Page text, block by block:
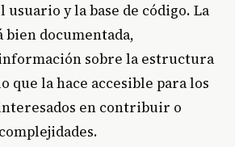
y la base de código. La
documentada,
sobre la estructura
que la hace accesible para los
en contribuir o